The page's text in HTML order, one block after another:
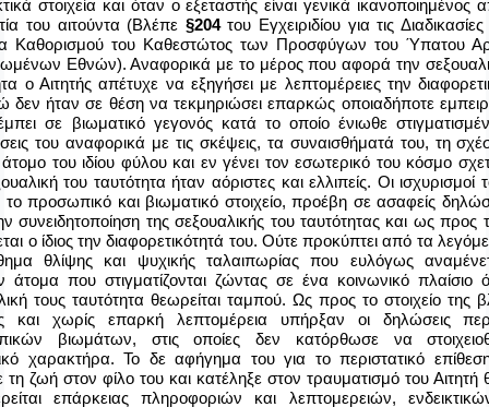
στοιχεία και όταν ο εξεταστής είναι γενικά ικανοποιημένος
του αιτούντα (Βλέπε §204του Εγχειριδίου για τις
Καθορισμού του Καθεστώτος των Προσφύγων του Ύπατου
Εθνών). Αναφορικά με το μέρος που αφορά την
ο Αιτητής απέτυχε να εξηγήσει με λεπτομέρειες την
δεν ήταν σε θέση να τεκμηριώσει επαρκώς οποιαδήποτε
σε βιωματικό γεγονός κατά το οποίο ένιωθε
του αναφορικά με τις σκέψεις, τα συναισθήματά του, τη
άτομο του ιδίου φύλου και εν γένει τον εσωτερικό του κόσμο
του ταυτότητα ήταν αόριστες και ελλιπείς. Οι ισχυρισμοί
το προσωπικό και βιωματικό στοιχείο, προέβη σε ασαφείς
συνειδητοποίηση της σεξουαλικής του ταυτότητας και ως προς
ο ίδιος την διαφορετικότητά του. Ούτε προκύπτει από τα
θλίψης και ψυχικής ταλαιπωρίας που ευλόγως
άτομα που στιγματίζονται ζώντας σε ένα κοινωνικό πλαίσιο
τους ταυτότητα θεωρείται ταμπού. Ως προς το στοιχείο της
και χωρίς επαρκή λεπτομέρεια υπήρξαν οι δηλώσεις
βιωμάτων, στις οποίες δεν κατόρθωσε να
χαρακτήρα. Το δε αφήγημα του για το περιστατικό
τη ζωή στον φίλο του και κατέληξε στον τραυματισμό του
επάρκειας πληροφοριών και λεπτομερειών,